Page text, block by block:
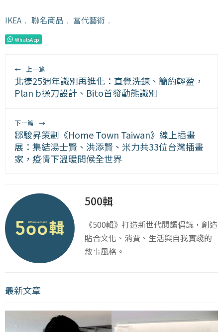
IKEA ﹒ 聯名商品 ﹒ 當代藝術 ﹒
WhatsApp
← 上一篇
北捷25週年識別再進化：直覺洗鍊、簡約輕盈，
Plan b操刀設計、Bito首發動態識別
下一篇 →
鄒駿昇策劃《Home Town Taiwan》線上插畫
展：集結湯士賢、洪添賢、米力共33位台灣插畫
家，疫情下溫暖問候全世界
500輯
《500輯》打造新世代閱讀倡議，創造
貼合文化、消費、生活與自我實踐的
敘事風格。
最新文章